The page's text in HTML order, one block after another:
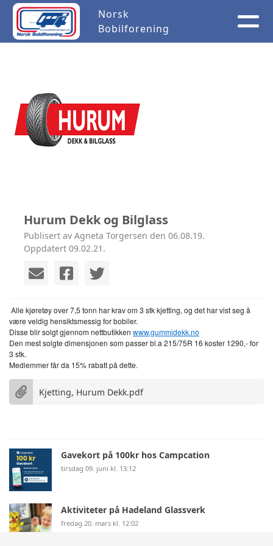
Norsk
Bobilforening
Hurum Dekk og Bilglass
Publisert av Agneta Torgersen den 06.08.19.
Oppdatert 09.02.21.
Alle kjøretøy over 7,5 tonn har krav om 3 stk kjetting, og det har vist seg å
være veldig hensiktsmessig for bobiler.
Disse blir solgt gjennom nettbutikken www.gummidekk.no
Den mest solgte dimensjonen som passer bl.a 215/75R 16 koster 1290,- for
3 stk.
Medlemmer får da 15% rabatt på dette.
Kjetting, Hurum Dekk.pdf
Gavekort på 100kr hos Campcation
tirsdag 09. juni kl. 13:12
Aktiviteter på Hadeland Glassverk
fredag 20. mars kl. 12:02